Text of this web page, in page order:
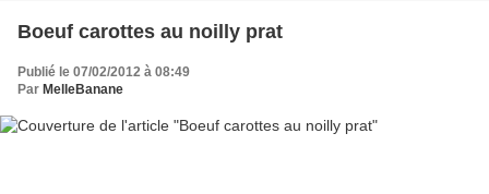
Boeuf carottes au noilly prat
Publié le 07/02/2012 à 08:49
Par MelleBanane